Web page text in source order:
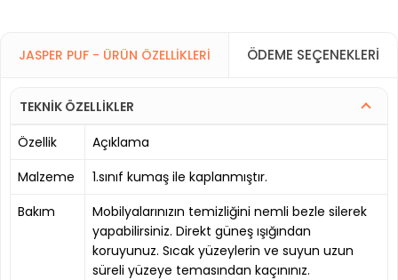
JASPER PUF - ÜRÜN ÖZELLIKLERI ÖDEME SEÇENEKLERI
TEKNİK ÖZELLİKLER
Özellik
Açıklama
Malzeme
1.sınıf kumaş ile kaplanmıştır.
Bakım
Mobilyalarınızın temizliğini nemli bezle silerek
yapabilirsiniz. Direkt güneş ışığından
koruyunuz. Sıcak yüzeylerin ve suyun uzun
süreli yüzeye temasından kaçınınız.